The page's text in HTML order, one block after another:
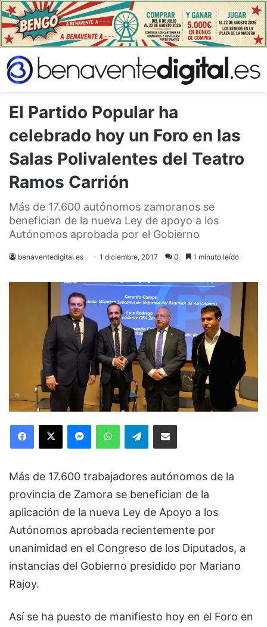
El Partido Popular ha
celebrado hoy un Foro en las
Salas Polivalentes del Teatro
Ramos Carrión
Más de 17.600 autónomos zamoranos se
benefician de la nueva Ley de apoyo a los
Autónomos aprobada por el Gobierno
benaventedigital.es 1 diciembre, 2017 0 1 minuto leído
Telegram
Más de 17.600 trabajadores autónomos de la
provincia de Zamora se benefician de la
aplicación de la nueva Ley de Apoyo a los
Autónomos aprobada recientemente por
unanimidad en el Congreso de los Diputados, a
instancias del Gobierno presidido por Mariano
Rajoy.
Así se ha puesto de manifiesto hoy en el Foro en